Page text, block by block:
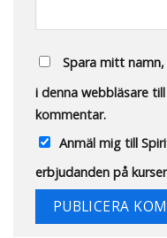
Spara mitt
i denna webbläsare
kommentar.
Anmäl mig till
erbjudanden på